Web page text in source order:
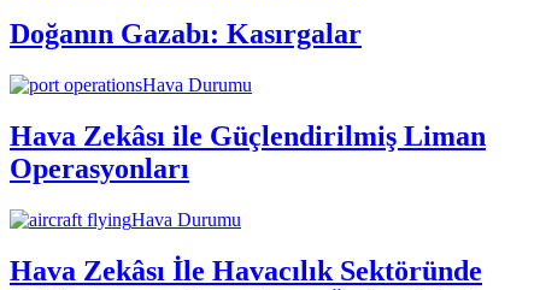
Doğanın Gazabı: Kasırgalar
Hava Durumu
Hava Zekâsı ile Güçlendirilmiş Liman
Operasyonları
Hava Durumu
Hava Zekâsı İle Havacılık Sektöründe